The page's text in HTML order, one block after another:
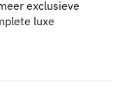
exclusieve
luxe